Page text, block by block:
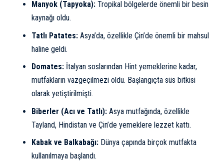
Manyok (Tapyoka):Tropikal bölgelerde önemli bir besin
kaynağı oldu.
Tatlı Patates:Asya’da, özellikle Çin’de önemli bir mahsul
haline geldi.
Domates:İtalyan soslarından Hint yemeklerine kadar,
mutfakların vazgeçilmezi oldu. Başlangıçta süs bitkisi
olarak yetiştirilmişti.
Biberler (Acı ve Tatlı):Asya mutfağında, özellikle
Tayland, Hindistan ve Çin’de yemeklere lezzet kattı.
Kabak ve Balkabağı:Dünya çapında birçok mutfakta
kullanılmaya başlandı.